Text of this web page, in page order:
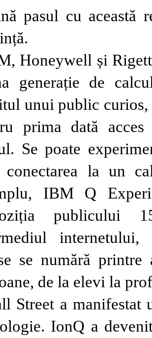
pasul cu
Honeywell și
generație de
unui public curios,
prima dată
Se poate
la un
IBM Q
publicului
se numără
de la elevi la
Street a manifestat
IonQ a